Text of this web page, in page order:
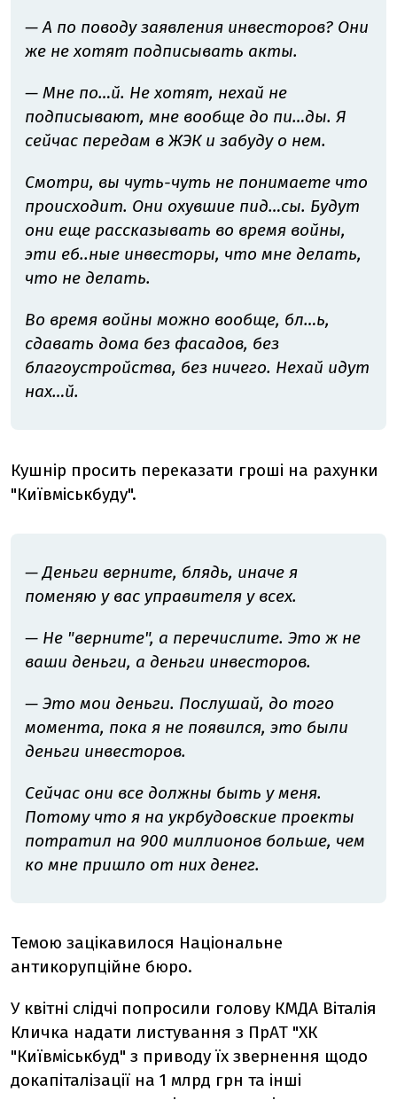
— А по поводу заявления инвесторов? Они
же не хотят подписывать акты.
— Мне по…й. Не хотят, нехай не
подписывают, мне вообще до пи…ды. Я
сейчас передам в ЖЭК и забуду о нем.
Смотри, вы чуть-чуть не понимаете что
происходит. Они охувшие пид…сы. Будут
они еще рассказывать во время войны,
эти еб..ные инвесторы, что мне делать,
что не делать.
Во время войны можно вообще, бл…ь,
сдавать дома без фасадов, без
благоустройства, без ничего. Нехай идут
нах…й.
Кушнір просить переказати гроші на рахунки
"Київміськбуду".
— Деньги верните, блядь, иначе я
поменяю у вас управителя у всех.
— Не "верните", а перечислите. Это ж не
ваши деньги, а деньги инвесторов.
— Это мои деньги. Послушай, до того
момента, пока я не появился, это были
деньги инвесторов.
Сейчас они все должны быть у меня.
Потому что я на укрбудовские проекты
потратил на 900 миллионов больше, чем
ко мне пришло от них денег.
Темою зацікавилося Національне
антикорупційне бюро.
У квітні слідчі попросили голову КМДА Віталія
Кличка надати листування з ПрАТ "ХК
"Київміськбуд" з приводу їх звернення щодо
докапіталізації на 1 млрд грн та інші